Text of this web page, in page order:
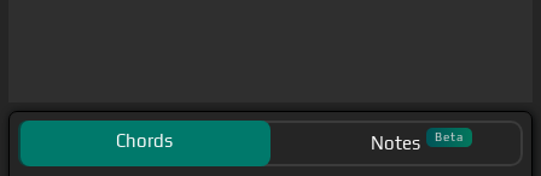
Chords Notes Beta